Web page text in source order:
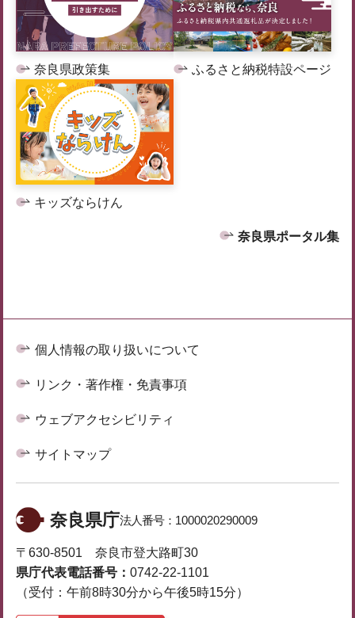
奈良県政策集 ふるさと納税特設ページ
キッズならけん
奈良県ポータル集
個人情報の取り扱いについて
リンク・著作権・免責事項
ウェブアクセシビリティ
サイトマップ
奈良県庁法人番号： 1000020290009
〒630-8501 奈良市登大路町30
県庁代表電話番号： 0742-22-1101
（受付：午前8時30分から午後5時15分）